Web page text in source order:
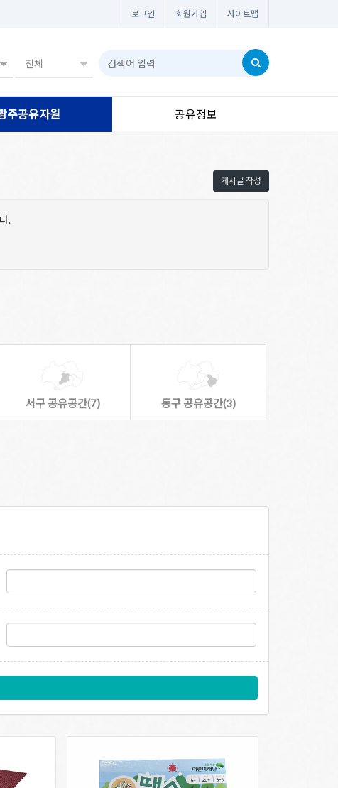
로그인 회원가입 사이트맵
주공유자원 공유정보
게시글 작성
.
서구 공유공간(7) 동구 공유공간(3)